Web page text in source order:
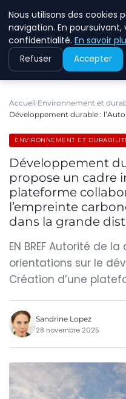
Accueil Environnement et
Développement durable :
ENVIRONNEMENT ET
Développement
propose un cadre
plateforme
l’empreinte
dans la grande
EN BREF Autorité de
orientations sur le
Création d’une
Sandrine Lopez
28 novembre 2025
Nous utilisons des cookies
navigation. En
confidentialité. En savoir
Refuser Accepter